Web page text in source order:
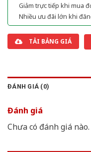
Giảm trực tiếp khi mua
Nhiều ưu đãi lớn khi
TẢI BẢNG GIÁ
ĐÁNH GIÁ (0)
Đánh giá
Chưa có đánh giá nào.